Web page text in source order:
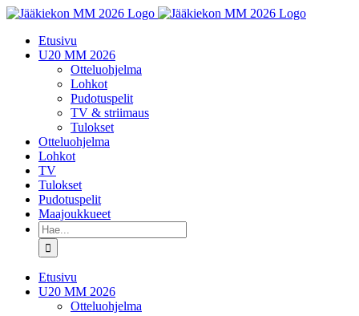
Skip
contentEtusivu
U20 MM 2026
Otteluohjelma
Lohkot
Pudotuspelit
TV & striimaus
Tulokset
Otteluohjelma
Lohkot
TV
Tulokset
Pudotuspelit
Maajoukkueet
Etsi
...
Etusivu
U20 MM 2026
Otteluohjelma